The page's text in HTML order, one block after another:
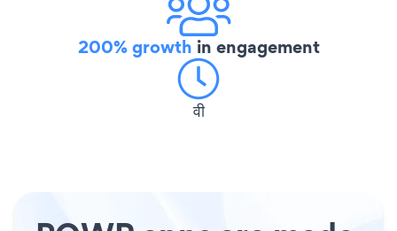
200% growth in engagement
वी